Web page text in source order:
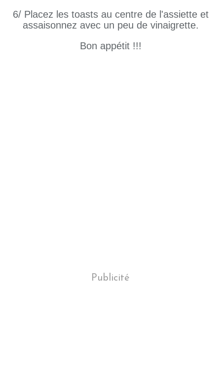
6/ Placez les toasts au centre de l'assiette et
assaisonnez avec un peu de vinaigrette.
Bon appétit !!!
Publicité